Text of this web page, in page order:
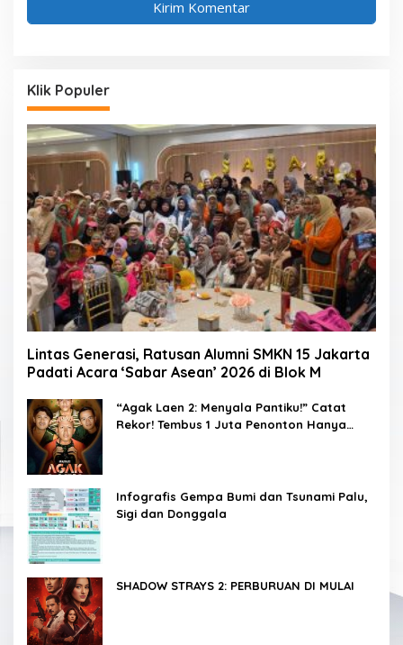
Klik Populer
Lintas Generasi, Ratusan Alumni SMKN 15 Jakarta
Padati Acara ‘Sabar Asean’ 2026 di Blok M
“Agak Laen 2: Menyala Pantiku!” Catat
Rekor! Tembus 1 Juta Penonton Hanya
Infografis Gempa Bumi dan Tsunami Palu,
Sigi dan Donggala
SHADOW STRAYS 2: PERBURUAN DI MULAI